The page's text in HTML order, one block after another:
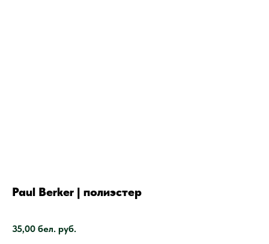
Paul Berker | полиэстер
35,00 бел. руб.